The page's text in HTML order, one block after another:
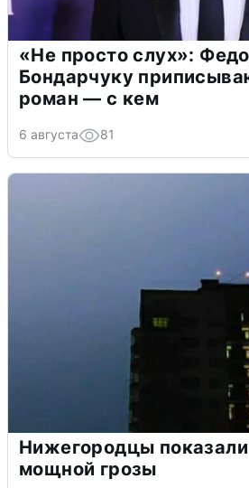
«Не просто слух»:
Бондарчуку
роман — с кем
6 августа 81
Нижегородцы
мощной грозы